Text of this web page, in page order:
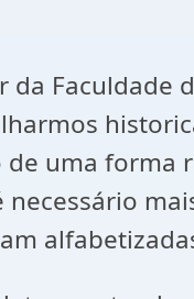
Faculdade
uma
necessário